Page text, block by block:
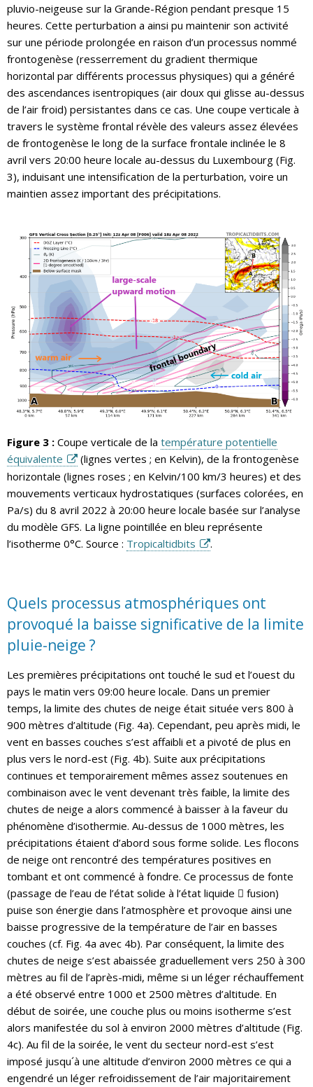
pluvio-neigeuse sur la Grande-Région pendant presque 15
heures. Cette perturbation a ainsi pu maintenir son activité
sur une période prolongée en raison d’un processus nommé
frontogenèse (resserrement du gradient thermique
horizontal par différents processus physiques) qui a généré
des ascendances isentropiques (air doux qui glisse au-dessus
de l’air froid) persistantes dans ce cas. Une coupe verticale à
travers le système frontal révèle des valeurs assez élevées
de frontogenèse le long de la surface frontale inclinée le 8
avril vers 20:00 heure locale au-dessus du Luxembourg (Fig.
3), induisant une intensification de la perturbation, voire un
maintien assez important des précipitations.
Figure 3 : Coupe verticale de la température potentielle
équivalente
(lignes vertes ; en Kelvin), de la frontogenèse
horizontale (lignes roses ; en Kelvin/100 km/3 heures) et des
mouvements verticaux hydrostatiques (surfaces colorées, en
Pa/s) du 8 avril 2022 à 20:00 heure locale basée sur l’analyse
du modèle GFS. La ligne pointillée en bleu représente
l’isotherme 0°C. Source : Tropicaltidbits .
Quels processus atmosphériques ont
provoqué la baisse significative de la limite
pluie-neige ?
Les premières précipitations ont touché le sud et l’ouest du
pays le matin vers 09:00 heure locale. Dans un premier
temps, la limite des chutes de neige était située vers 800 à
900 mètres d’altitude (Fig. 4a). Cependant, peu après midi, le
vent en basses couches s’est affaibli et a pivoté de plus en
plus vers le nord-est (Fig. 4b). Suite aux précipitations
continues et temporairement mêmes assez soutenues en
combinaison avec le vent devenant très faible, la limite des
chutes de neige a alors commencé à baisser à la faveur du
phénomène d’isothermie. Au-dessus de 1000 mètres, les
précipitations étaient d’abord sous forme solide. Les flocons
de neige ont rencontré des températures positives en
tombant et ont commencé à fondre. Ce processus de fonte
(passage de l’eau de l’état solide à l’état liquide  fusion)
puise son énergie dans l’atmosphère et provoque ainsi une
baisse progressive de la température de l’air en basses
couches (cf. Fig. 4a avec 4b). Par conséquent, la limite des
chutes de neige s’est abaissée graduellement vers 250 à 300
mètres au fil de l’après-midi, même si un léger réchauffement
a été observé entre 1000 et 2500 mètres d’altitude. En
début de soirée, une couche plus ou moins isotherme s’est
alors manifestée du sol à environ 2000 mètres d’altitude (Fig.
4c). Au fil de la soirée, le vent du secteur nord-est s’est
imposé jusqu´à une altitude d’environ 2000 mètres ce qui a
engendré un léger refroidissement de l’air majoritairement